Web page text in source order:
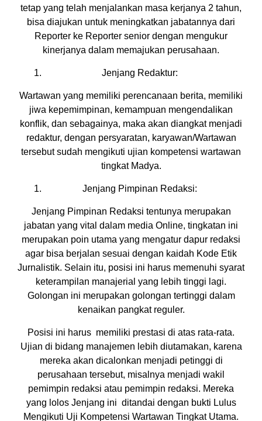
tetap yang telah menjalankan masa kerjanya 2 tahun,
bisa diajukan untuk meningkatkan jabatannya dari
Reporter ke Reporter senior dengan mengukur
kinerjanya dalam memajukan perusahaan.
Jenjang Redaktur:
Wartawan yang memiliki perencanaan berita, memiliki
jiwa kepemimpinan, kemampuan mengendalikan
konflik, dan sebagainya, maka akan diangkat menjadi
redaktur, dengan persyaratan, karyawan/Wartawan
tersebut sudah mengikuti ujian kompetensi wartawan
tingkat Madya.
Jenjang Pimpinan Redaksi:
Jenjang Pimpinan Redaksi tentunya merupakan
jabatan yang vital dalam media Online, tingkatan ini
merupakan poin utama yang mengatur dapur redaksi
agar bisa berjalan sesuai dengan kaidah Kode Etik
Jurnalistik. Selain itu, posisi ini harus memenuhi syarat
keterampilan manajerial yang lebih tinggi lagi.
Golongan ini merupakan golongan tertinggi dalam
kenaikan pangkat reguler.
Posisi ini harus memiliki prestasi di atas rata-rata.
Ujian di bidang manajemen lebih diutamakan, karena
mereka akan dicalonkan menjadi petinggi di
perusahaan tersebut, misalnya menjadi wakil
pemimpin redaksi atau pemimpin redaksi. Mereka
yang lolos Jenjang ini ditandai dengan bukti Lulus
Mengikuti Uji Kompetensi Wartawan Tingkat Utama.